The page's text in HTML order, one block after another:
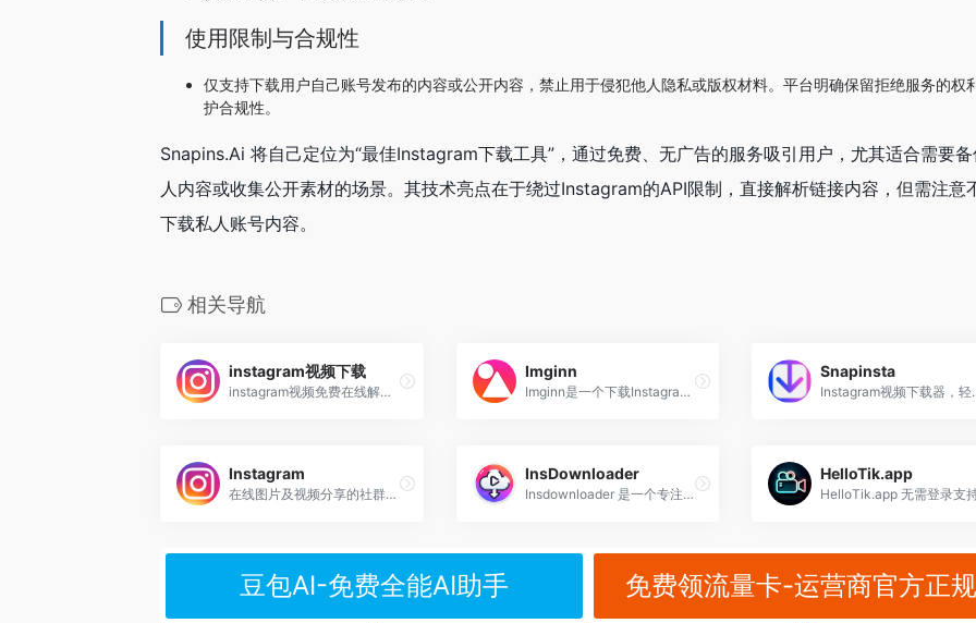
使用限制与合规性
仅支持下载用户自己账号发布的内容或公开内容，禁止用于侵犯他人隐私或版权材料。平台明确保留拒绝服务的权
护合规性。
Snapins.Ai 将自己定位为“最佳Instagram下载工具”，通过免费、无广告的服务吸引用户，尤其适合需要备
人内容或收集公开素材的场景。其技术亮点在于绕过Instagram的API限制，直接解析链接内容，但需注意
下载私人账号内容。
相关导航
instagram视频下载
instagram视频免费在线解析下载
Imginn
Imginn是一个下载Instagram照片视频的在线工具，帮助用户浏览、下载和保存 Instagram 的公共内容，包括照片、视频、故事和头像。
Snapinsta
Instagram视频下
Instagram
在线图片及视频分享的社群应用
InsDownloader
Insdownloader 是一个专注于 Instagram 内容下载的工具，支持下载照片、视频、故事、IGTV 等多种类型的内容。
HelloTik.app
豆包AI-免费全能AI助手 免费领流量卡-运营商官方正规